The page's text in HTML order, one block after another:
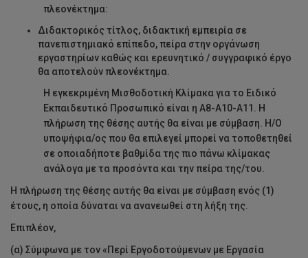
πλεονέκτημα:
Διδακτορικός τίτλος, διδακτική εμπειρία σε
πανεπιστημιακό επίπεδο, πείρα στην οργάνωση
εργαστηρίων καθώς και ερευνητικό / συγγραφικό έργο
θα αποτελούν πλεονέκτημα.
Η εγκεκριμένη Μισθοδοτική Κλίμακα για το Ειδικό
Εκπαιδευτικό Προσωπικό είναι η Α8-Α10-Α11. Η
πλήρωση της θέσης αυτής θα είναι με σύμβαση. Η/Ο
υποψήφια/ος που θα επιλεγεί μπορεί να τοποθετηθεί
σε οποιαδήποτε βαθμίδα της πιο πάνω κλίμακας
ανάλογα με τα προσόντα και την πείρα της/του.
Η πλήρωση της θέσης αυτής θα είναι με σύμβαση ενός (1)
έτους, η οποία δύναται να ανανεωθεί στη λήξη της.
Επιπλέον,
(α) Σύμφωνα με τον «Περί Εργοδοτούμενων με Εργασία